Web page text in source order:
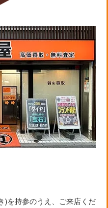
)を持参のうえ、ご来店くだ